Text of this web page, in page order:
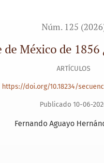
Núm. 125
México de
ARTÍCULOS
https://doi.org/10.18234/
Publicado 10-06-
Fernando Aguayo